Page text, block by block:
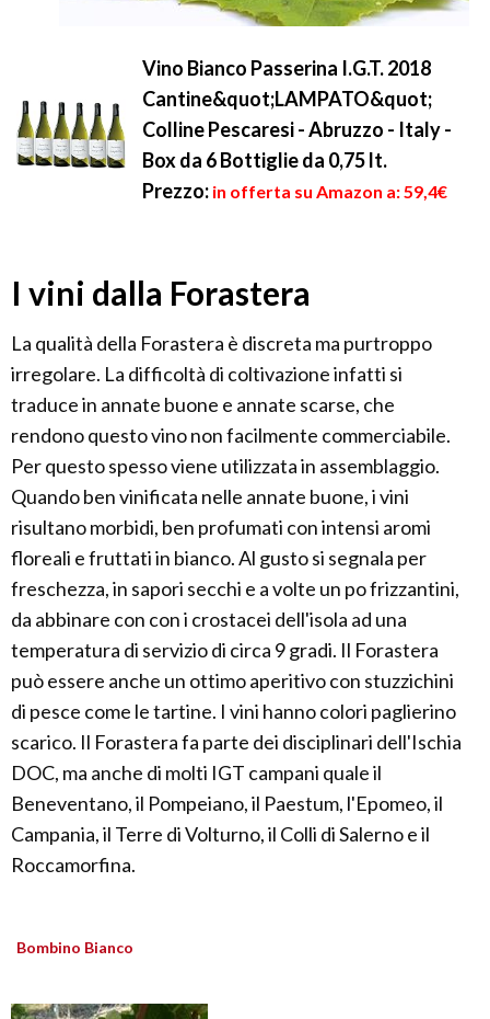
Vino Bianco Passerina I.G.T. 2018
Cantine&quot;LAMPATO&quot;
Colline Pescaresi - Abruzzo - Italy -
Box da 6 Bottiglie da 0,75 lt.
Prezzo: in offerta su Amazon a: 59,4€
I vini dalla Forastera
La qualità della Forastera è discreta ma purtroppo
irregolare. La difficoltà di coltivazione infatti si
traduce in annate buone e annate scarse, che
rendono questo vino non facilmente commerciabile.
Per questo spesso viene utilizzata in assemblaggio.
Quando ben vinificata nelle annate buone, i vini
risultano morbidi, ben profumati con intensi aromi
floreali e fruttati in bianco. Al gusto si segnala per
freschezza, in sapori secchi e a volte un po frizzantini,
da abbinare con con i crostacei dell'isola ad una
temperatura di servizio di circa 9 gradi. Il Forastera
può essere anche un ottimo aperitivo con stuzzichini
di pesce come le tartine. I vini hanno colori paglierino
scarico. Il Forastera fa parte dei disciplinari dell'Ischia
DOC, ma anche di molti IGT campani quale il
Beneventano, il Pompeiano, il Paestum, l'Epomeo, il
Campania, il Terre di Volturno, il Colli di Salerno e il
Roccamorfina.
Bombino Bianco